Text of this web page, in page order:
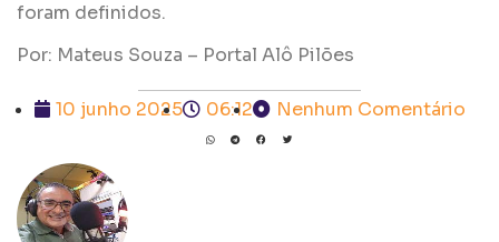
foram definidos.
Por: Mateus Souza – Portal Alô Pilões
10 junho 2025 06:12 Nenhum Comentário